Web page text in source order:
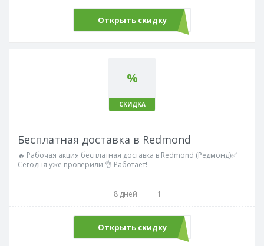
Открыть скидку
%
СКИДКА
Бесплатная доставка в Redmond
🔥 Рабочая акция бесплатная доставка в Redmond (Редмонд)✅
Сегодня уже проверили 👌 Работает!
8 дней 1
Открыть скидку